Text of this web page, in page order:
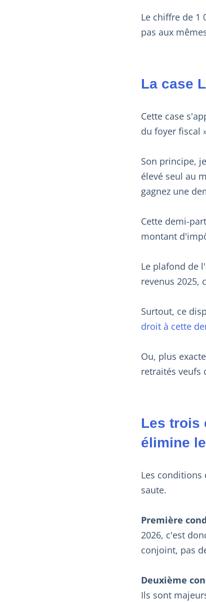
Le chiffre de 1
pas aux
La case
Cette case
du foyer fiscal
Son principe,
élevé seul au
gagnez une
Cette demi-
montant
Le plafond de
revenus 2025,
Surtout, ce
droit à cette
Ou, plus
retraités veufs
Les trois
élimine
Les conditions
saute.
Première
2026, c'est
conjoint, pas
Deuxième
Ils sont